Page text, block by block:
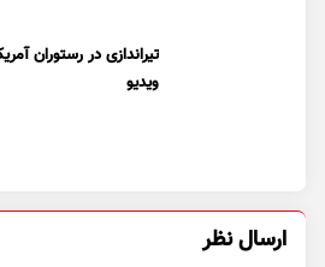
ویدیو
ارسال نظر